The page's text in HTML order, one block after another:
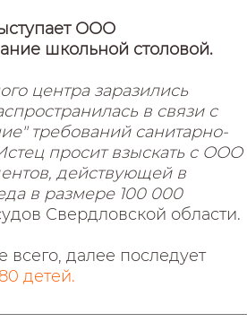
ООО
школьной столовой.
центра заразились
в связи с
требований санитарно-
просит взыскать с ООО
действующей в
в размере 100 000
Свердловской области.
всего, далее последует
детей.